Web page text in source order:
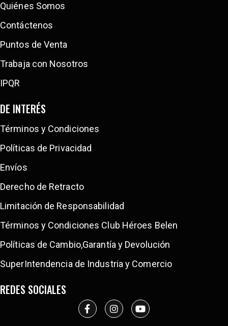
Quiénes Somos
Contáctenos
Puntos de Venta
Trabaja con Nosotros
IPQR
DE INTERÉS
Términos y Condiciones
Políticas de Privacidad
Envíos
Derecho de Retracto
Limitación de Responsabilidad
Términos y Condiciones Club Héroes Belen
Políticas de Cambio,Garantía y Devolución
SuperIntendencia de Industria y Comercio
REDES SOCIALES